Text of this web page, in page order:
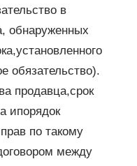
в
обнаруженных
обязательство).
продавца,срок
ипорядок
по такому
между